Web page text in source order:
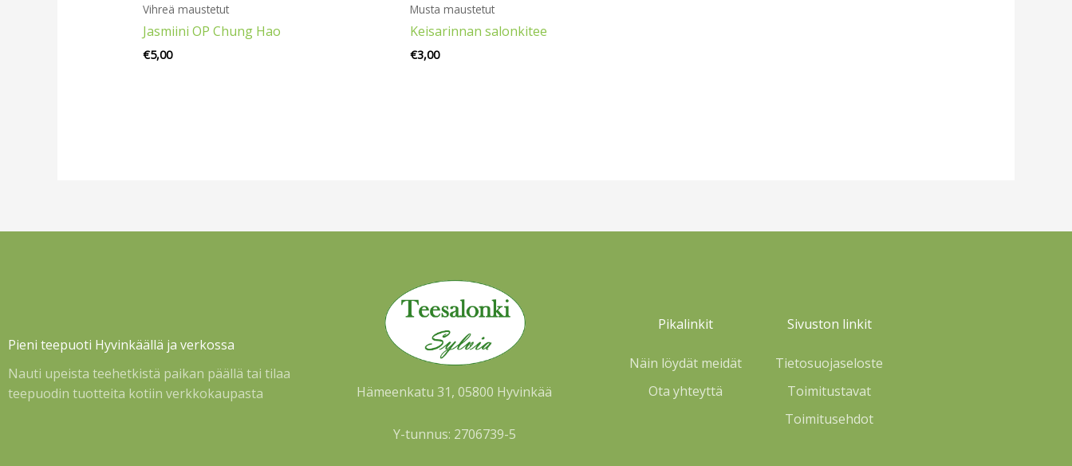
Vihreä maustetut
Jasmiini OP Chung Hao
€5,00
Musta maustetut
Keisarinnan salonkitee
€3,00
Pieni teepuoti Hyvinkäällä ja verkossa
Nauti upeista teehetkistä paikan päällä tai tilaa
teepuodin tuotteita kotiin verkkokaupasta
Hämeenkatu 31, 05800 Hyvinkää
Y-tunnus: 2706739-5
Pikalinkit
Näin löydät meidät
Ota yhteyttä
Sivuston linkit
Tietosuojaseloste
Toimitustavat
Toimitusehdot